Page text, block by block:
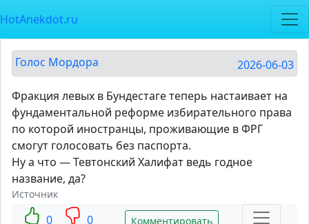
HotAnekdot.ru
Голос Мордора 2026-06-03
Фракция левых в Бундестаге теперь настаивает на
фундаментальной реформе избирательного права
по которой иностранцы, проживающие в ФРГ
смогут голосовать без паспорта.
Ну а что — Тевтонский Халифат ведь годное
название, да?
Источник
0 0 Комментировать